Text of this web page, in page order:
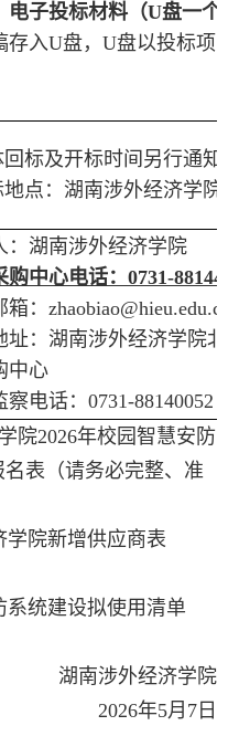
电子投标材料（U盘一个
存入U盘， U盘以投标项
回标及开标时间另行通知
地点：湖南涉外经济学院
：湖南涉外经济学院
购中心电话： 0731-
： zhaobiao@hieu.edu.cn
址：湖南涉外经济学院北
中心
电话： 0731-88140052
院2026年校园智慧安防
表（请务必完整、准
学院新增供应商表
系统建设拟使用清单
湖南涉外经济学院
2026年5月7日